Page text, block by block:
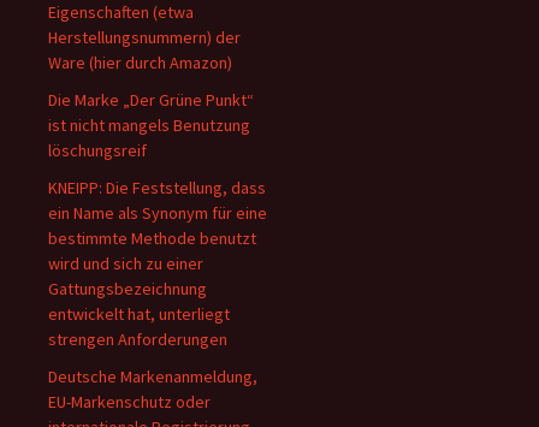
Eigenschaften (etwa
Herstellungsnummern) der
Ware (hier durch Amazon)
Die Marke „Der Grüne Punkt“
ist nicht mangels Benutzung
löschungsreif
KNEIPP: Die Feststellung, dass
ein Name als Synonym für eine
bestimmte Methode benutzt
wird und sich zu einer
Gattungsbezeichnung
entwickelt hat, unterliegt
strengen Anforderungen
Deutsche Markenanmeldung,
EU-Markenschutz oder